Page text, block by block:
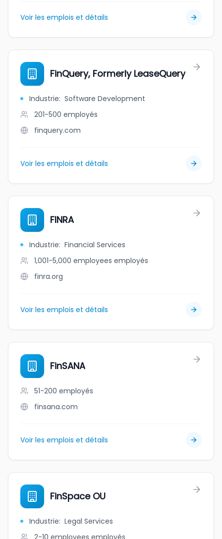
Voir les emplois et détails
FinQuery, Formerly LeaseQuery
Industrie: Software Development
201-500 employés
finquery.com
Voir les emplois et détails
FINRA
Industrie: Financial Services
1,001-5,000 employees employés
finra.org
Voir les emplois et détails
FinSANA
51-200 employés
finsana.com
Voir les emplois et détails
FinSpace OU
Industrie: Legal Services
2-10 employees employés